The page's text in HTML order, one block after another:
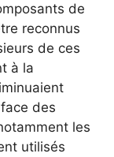
de
reconnus
de ces
à la
des
les
utilisés